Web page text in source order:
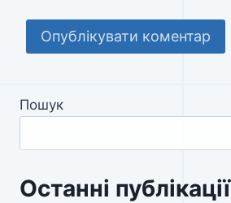
Пошук
Останні публікації